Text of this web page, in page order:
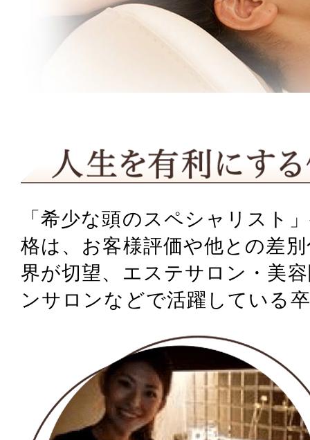
「希少な頭のスペシャリスト
格は、 お客様評価や他との差
界が切望、 エステサロン・美
ンサロンなどで活躍している